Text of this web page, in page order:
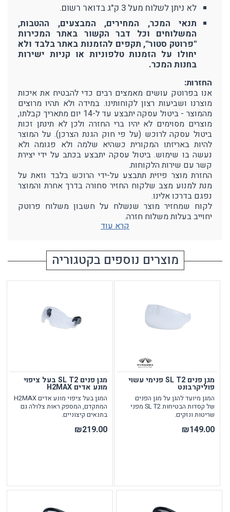
לא ניתן לשלוח מעל 3 ק"ג בדואר רשום.
תנאי המכר, המחירים, המבצעים, ההטבות,
המשלוחים וכל דבר הקשור באתר המכירות
"פרוטק סטור", תקפים להזמנות באתר בלבד ולא
יחולו על הזמנות טלפוניות או קניות ישירות
בחנות המכר.
החזרות:
אנו בפרוטק עושים מאמצים רבים כדי להבטיח את איכות
מוצרנו ושביעות רצון לקוחותינו. במידה ולא תהיו מרוצים
מהמוצר - ביטול עסקה יתבצע עד ל-14 יום מתאריך קבלתו,
מוצרים מסוימים לא יהיו ברי החזרה ולכן לא תינתן זכות
ביטול עסקה לרוכש (על פי חוק הגנת הצרכן). על המוצר
להיות באריזתו המקורית כשהיא שלמה ולא פגומה ולא
נעשה בו שימוש. ביטול עסקה יתבצע בכתב על ידי יצירת
קשר עם שירות הלקוחות.
החזרת מוצר פיזית תתבצע על-ידי הרוכש בלבד וזאת על
מנת למנוע מצב שלקוח החזיר סחורה בדרך אחרת והמוצר
נפגם בדרכו אלינו.
לקוח שמחזיר מוצר שנשלח על חשבון משלוח פרוטק
יחוייב בעלות משלוח חזרה.
קרא עוד
מוצרים נוספים בקטגוריה
מגן פנים SL T2 פנימי עשוי
פוליקרבונט
המגן מיועד להגן על מגן הפנים
של קסדות הבטיחות SL T2 מפני
שריטות ונזקים.
₪149.00
מגן פנים SL T2 בעל ציפוי
מונע אדים H2MAX
המגן בעל ציפוי מונע אדים H2MAX
המתקדם, המספק ראות צלולה גם
בתנאים קיצוניים.
₪219.00